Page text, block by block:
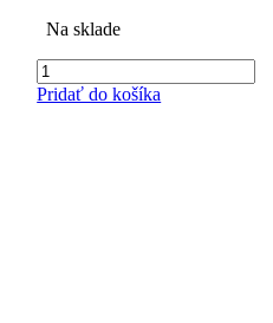
Na sklade
množstvo
Zelená
Pridať do košíka